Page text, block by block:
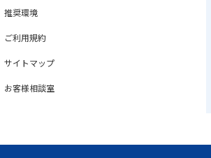
推奨環境
ご利用規約
サイトマップ
お客様相談室